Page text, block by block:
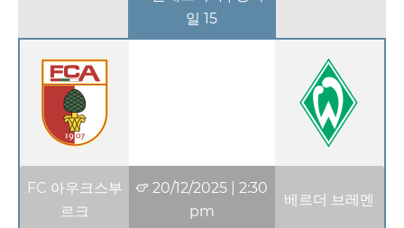
일 15
FC 아우크스부
르크
20/12/2025 |2:30
pm
베르더 브레멘